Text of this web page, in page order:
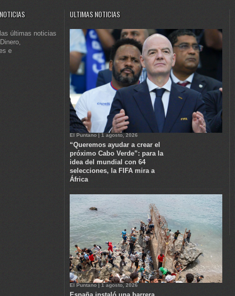
últimas noticias
e
ULTIMAS NOTICIAS
El Puntano | 1 agosto, 2026
“Queremos ayudar a crear el
próximo Cabo Verde”: para la
idea del mundial con 64
selecciones, la FIFA mira a
África
El Puntano | 1 agosto, 2026